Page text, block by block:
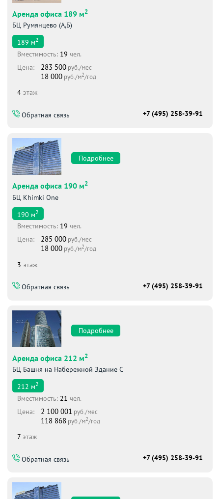
Аренда офиса 189 м2
БЦ Румянцево (А,Б)
189 м2
Вместимоcть: 19 чел.
Цена:
283 500 руб./мес
18 000 руб./м2/год
4 этаж
Обратная связь +7 (495) 258-39-91
Подробнее
Аренда офиса 190 м2
БЦ Khimki One
190 м2
Вместимоcть: 19 чел.
Цена:
285 000 руб./мес
18 000 руб./м2/год
3 этаж
Обратная связь +7 (495) 258-39-91
Подробнее
Аренда офиса 212 м2
БЦ Башня на Набережной Здание С
212 м2
Вместимоcть: 21 чел.
Цена:
2 100 001 руб./мес
118 868 руб./м2/год
7 этаж
Обратная связь +7 (495) 258-39-91